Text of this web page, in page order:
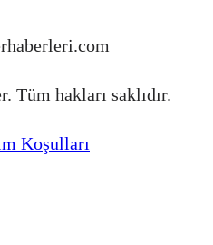
Tüm hakları saklıdır.
Koşulları